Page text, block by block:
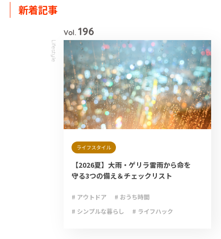
新着記事
Lifestyle
Vol. 196
ライフスタイル
【2026夏】大雨・ゲリラ雷雨から命を
守る3つの備え＆チェックリスト
# アウトドア
# おうち時間
# シンプルな暮らし
# ライフハック